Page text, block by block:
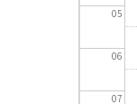
05
06
07